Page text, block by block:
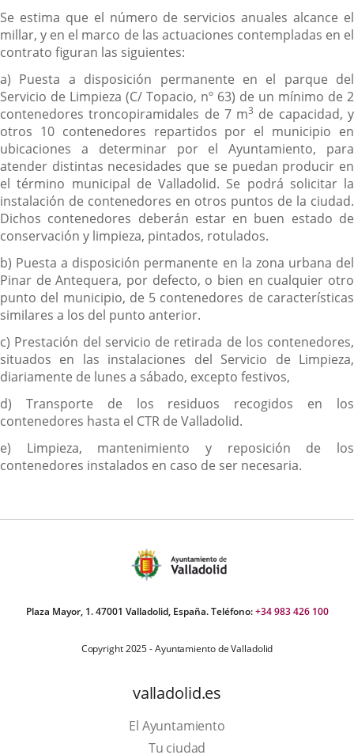
Se estima que el número de servicios anuales alcance el
millar, y en el marco de las actuaciones contempladas en el
contrato figuran las siguientes:
a) Puesta a disposición permanente en el parque del
Servicio de Limpieza (C/ Topacio, nº 63) de un mínimo de 2
contenedores troncopiramidales de 7 m3 de capacidad, y
otros 10 contenedores repartidos por el municipio en
ubicaciones a determinar por el Ayuntamiento, para
atender distintas necesidades que se puedan producir en
el término municipal de Valladolid. Se podrá solicitar la
instalación de contenedores en otros puntos de la ciudad.
Dichos contenedores deberán estar en buen estado de
conservación y limpieza, pintados, rotulados.
b) Puesta a disposición permanente en la zona urbana del
Pinar de Antequera, por defecto, o bien en cualquier otro
punto del municipio, de 5 contenedores de características
similares a los del punto anterior.
c) Prestación del servicio de retirada de los contenedores,
situados en las instalaciones del Servicio de Limpieza,
diariamente de lunes a sábado, excepto festivos,
d) Transporte de los residuos recogidos en los
contenedores hasta el CTR de Valladolid.
e) Limpieza, mantenimiento y reposición de los
contenedores instalados en caso de ser necesaria.
Plaza Mayor, 1. 47001 Valladolid, España. Teléfono:+34 983 426 100
Copyright 2025 - Ayuntamiento de Valladolid
valladolid.es
El Ayuntamiento
Tu ciudad